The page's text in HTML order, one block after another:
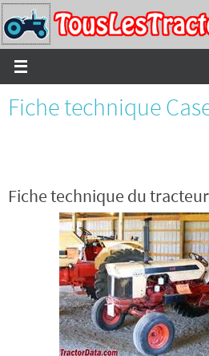
Passer
vers
le
contenu
Fiche technique
Fiche technique du tracteur